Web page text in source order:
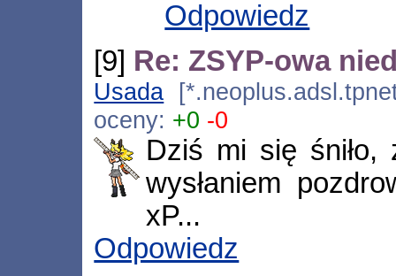
Odpowiedz
[9] Re: ZSYP-owa
Usada
oceny: +0 -0
Dziś mi się śniło,
wysłaniem
xP...
Odpowiedz